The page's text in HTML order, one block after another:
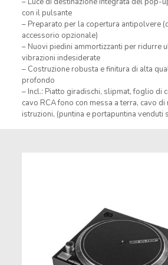
con il pulsante
– Preparato per la copertura antipolvere
accessorio opzionale)
– Nuovi piedini ammortizzanti per ridurre
vibrazioni indesiderate
– Costruzione robusta e finitura di alta
profondo
– Incl.: Piatto giradischi, slipmat, foglio di
cavo RCA fono con messa a terra, cavo di
istruzioni, (puntina e portapuntina venduti